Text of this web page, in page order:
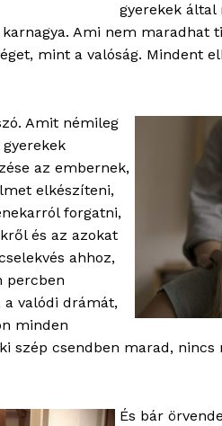
szubjektív
élményportál
gyerekek által
Ami nem maradhat
mint a valóság. Mindent
Amit némileg
az embernek,
elkészíteni,
forgatni,
és az azokat
ahhoz,
percben
valódi drámát,
minden
szép csendben marad, nincs
És bár